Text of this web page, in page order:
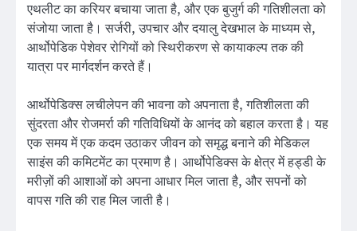
एथलीट का करियर बचाया जाता है, और एक बुजुर्ग की गतिशीलता को
संजोया जाता है। सर्जरी, उपचार और दयालु देखभाल के माध्यम से,
आर्थोपेडिक पेशेवर रोगियों को स्थिरीकरण से कायाकल्प तक की
यात्रा पर मार्गदर्शन करते हैं।
आर्थोपेडिक्स लचीलेपन की भावना को अपनाता है, गतिशीलता की
सुंदरता और रोजमर्रा की गतिविधियों के आनंद को बहाल करता है। यह
एक समय में एक कदम उठाकर जीवन को समृद्ध बनाने की मेडिकल
साइंस की कमिटमेंट का प्रमाण है। आर्थोपेडिक्स के क्षेत्र में हड्डी के
मरीज़ों की आशाओं को अपना आधार मिल जाता है, और सपनों को
वापस गति की राह मिल जाती है।